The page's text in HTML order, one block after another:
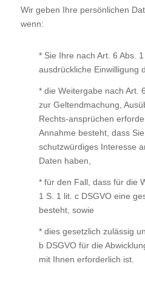
Wir geben Ihre persönlichen
wenn:
* Sie Ihre nach Art. 6 Abs.
ausdrückliche Einwilligung
* die Weitergabe nach Art.
zur Geltendmachung,
Rechts-ansprüchen
Annahme besteht, dass
schutzwürdiges Interesse
Daten haben,
* für den Fall, dass für die
1 S. 1 lit. c DSGVO eine
besteht, sowie
* dies gesetzlich zulässig
b DSGVO für die
mit Ihnen erforderlich ist.